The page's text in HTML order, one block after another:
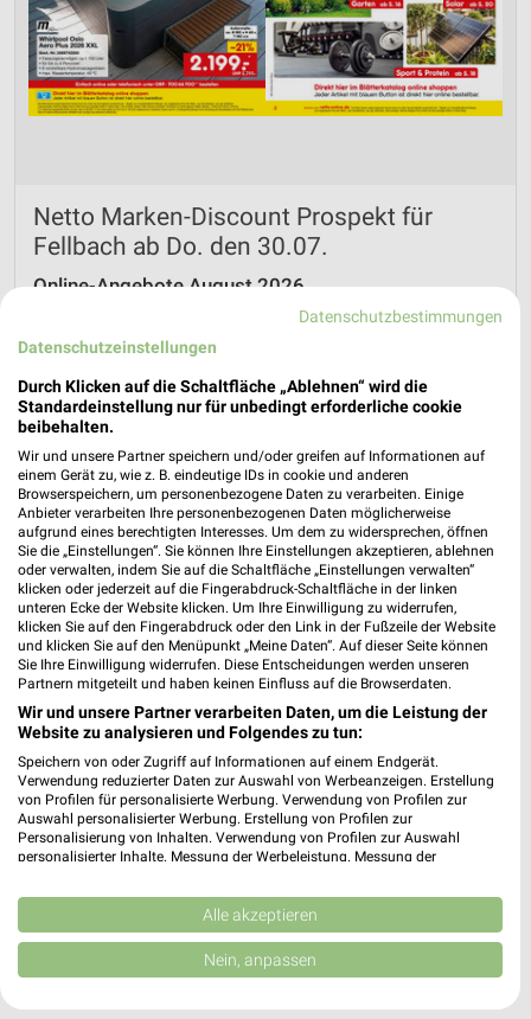
Netto Marken-Discount Prospekt für
Fellbach ab Do. den 30.07.
Online-Angebote August 2026
📅 Kalendereintrag erstellen
WEIN SPIRITUOSEN GETRÄNKE GRILLEN
Jetzt alle "Wein" Themen entdecken!
Datenschutzbestimmungen
Datenschutzeinstellungen
Durch Klicken auf die Schaltfläche „Ablehnen“ wird die
Standardeinstellung nur für unbedingt erforderliche cookie
beibehalten.
Wir und unsere Partner speichern und/oder greifen auf Informationen auf
einem Gerät zu, wie z. B. eindeutige IDs in cookie und anderen
Browserspeichern, um personenbezogene Daten zu verarbeiten. Einige
Anbieter verarbeiten Ihre personenbezogenen Daten möglicherweise
aufgrund eines berechtigten Interesses. Um dem zu widersprechen, öffnen
Sie die „Einstellungen“. Sie können Ihre Einstellungen akzeptieren, ablehnen
oder verwalten, indem Sie auf die Schaltfläche „Einstellungen verwalten“
klicken oder jederzeit auf die Fingerabdruck-Schaltfläche in der linken
unteren Ecke der Website klicken. Um Ihre Einwilligung zu widerrufen,
klicken Sie auf den Fingerabdruck oder den Link in der Fußzeile der Website
und klicken Sie auf den Menüpunkt „Meine Daten“. Auf dieser Seite können
Sie Ihre Einwilligung widerrufen. Diese Entscheidungen werden unseren
Partnern mitgeteilt und haben keinen Einfluss auf die Browserdaten.
Wir und unsere Partner verarbeiten Daten, um die Leistung der
Website zu analysieren und Folgendes zu tun:
Speichern von oder Zugriff auf Informationen auf einem Endgerät.
Verwendung reduzierter Daten zur Auswahl von Werbeanzeigen. Erstellung
von Profilen für personalisierte Werbung. Verwendung von Profilen zur
Auswahl personalisierter Werbung. Erstellung von Profilen zur
Personalisierung von Inhalten. Verwendung von Profilen zur Auswahl
personalisierter Inhalte. Messung der Werbeleistung. Messung der
Kombinationen von Daten aus verschiedenen Quellen. Entwicklung und
Verbesserung der Angebote. Verwendung reduzierter Daten zur Auswahl
von Inhalten.
Daten können außerhalb der Europäischen Union weitergegeben und in die
USA gesendet werden.
Website/App.
Alle akzeptieren
Nein, anpassen